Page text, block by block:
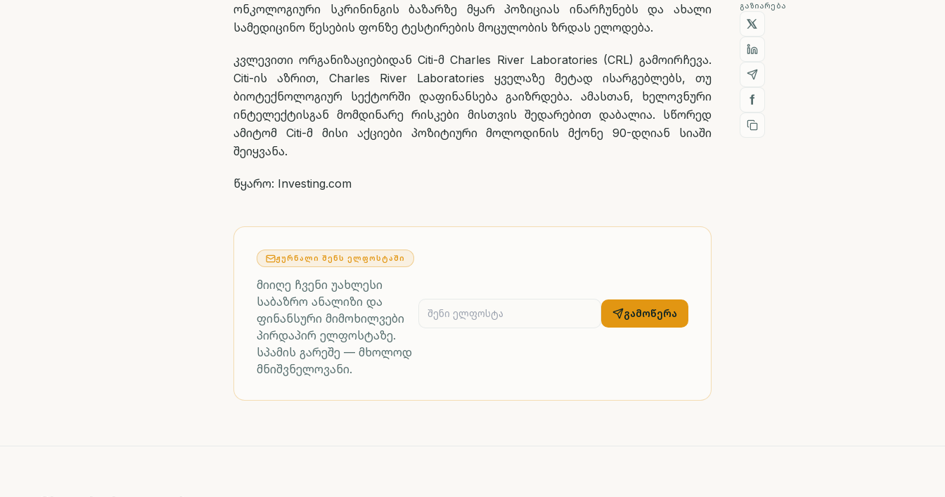
ონკოლოგიური სკრინინგის ბაზარზე მყარ პოზიციას ინარჩუნებს და ახალი
სამედიცინო წესების ფონზე ტესტირების მოცულობის ზრდას ელოდება.
კვლევითი ორგანიზაციებიდან Citi-მ Charles River Laboratories (CRL) გამოირჩევა.
Citi-ის აზრით, Charles River Laboratories ყველაზე მეტად ისარგებლებს, თუ
ბიოტექნოლოგიურ სექტორში დაფინანსება გაიზრდება. ამასთან, ხელოვნური
ინტელექტისგან მომდინარე რისკები მისთვის შედარებით დაბალია. სწორედ
ამიტომ Citi-მ მისი აქციები პოზიტიური მოლოდინის მქონე 90-დღიან სიაში
შეიყვანა.
წყარო: Investing.com
ᲟᲣᲠᲜᲐᲚᲘ ᲨᲔᲜᲡ ᲔᲚᲤᲝᲡᲢᲐᲨᲘ
მიიღე ჩვენი უახლესი
საბაზრო ანალიზი და
ფინანსური მიმოხილვები
პირდაპირ ელფოსტაზე.
სპამის გარეშე — მხოლოდ
მნიშვნელოვანი.
გამოწერა
ᲒᲐᲖᲘᲐᲠᲔᲑᲐ